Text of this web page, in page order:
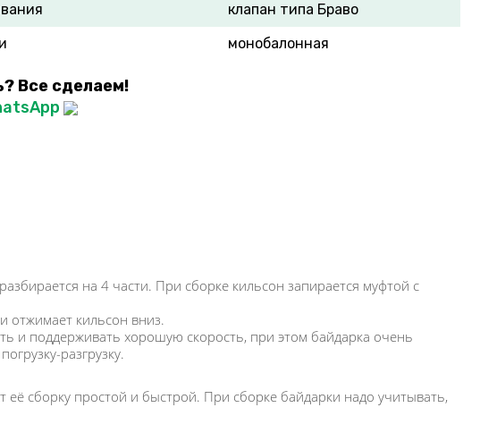
клапан типа Браво
монобалонная
Все сделаем!
на 4 части. При сборке кильсон запирается муфтой с
отжимает кильсон вниз.
и поддерживать хорошую скорость, при этом байдарка очень
разгрузку.
сборку простой и быстрой. При сборке байдарки надо учитывать,